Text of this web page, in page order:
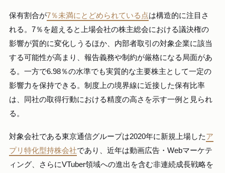
保有割合が7％未満にとどめられている点は構造的に注目さ
れる。7％を超えると上場会社の株主総会における議決権の
影響が質的に変化しうるほか、内部者取引の対象企業に該当
する可能性が高まり、報告義務や制約が厳格になる局面があ
る。一方で6.98％の水準でも実質的な主要株主として一定の
影響力を保持できる。制度上の境界線に近接した保有比率
は、同社の取得行動における精度の高さを示す一例と見られ
る。
対象会社である東京通信グループは2020年に新規上場したア
プリ特化型持株会社であり、近年は動画広告・Webマーケテ
ィング、さらにVTuber領域への進出を含む非連続成長戦略を